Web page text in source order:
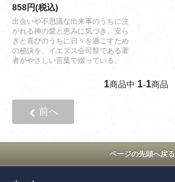
858円(税込)
出会いや不思議な出来事のうちに注
がれる神の愛と恵みに気づき、安ら
ぎと喜びのうちに日々を過ごすため
の秘訣を、イエズス会司祭である著
者がやさしい言葉で綴っている。
1商品中 1-1商品
前へ
ページの先頭へ戻る